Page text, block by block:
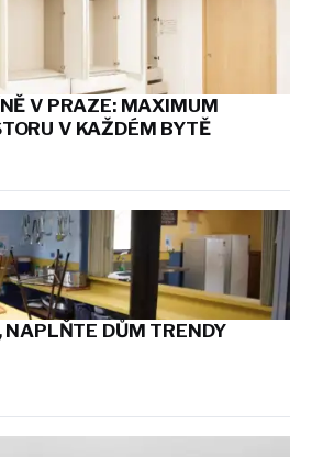
V PRAZE: MAXIMUM
V KAŽDÉM BYTĚ
NAPLŇTE DŮM TRENDY